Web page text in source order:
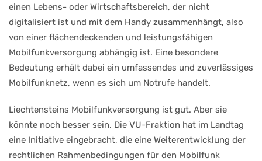
einen Lebens- oder Wirtschaftsbereich, der nicht
digitalisiert ist und mit dem Handy zusammenhängt, also
von einer flächendeckenden und leistungsfähigen
Mobilfunkversorgung abhängig ist. Eine besondere
Bedeutung erhält dabei ein umfassendes und zuverlässiges
Mobilfunknetz, wenn es sich um Notrufe handelt.
Liechtensteins Mobilfunkversorgung ist gut. Aber sie
könnte noch besser sein. Die VU-Fraktion hat im Landtag
eine Initiative eingebracht, die eine Weiterentwicklung der
rechtlichen Rahmenbedingungen für den Mobilfunk